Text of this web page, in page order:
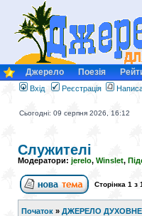
Джерело Поезія
Вхід Реєстрація
Сьогодні: 09 серпня 2026, 16:12
Служителі
Модератори: jerelo, Winslet,
Сторінка 1 з 1
Початок » ДЖЕРЕЛО ДУХОВНЕ